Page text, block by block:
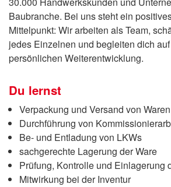
Baubranche. Bei uns steht ein
Mittelpunkt: Wir arbeiten als Team,
jedes Einzelnen und begleiten dich
persönlichen Weiterentwicklung.
Du lernst
Verpackung und Versand von Waren
Durchführung von
Be- und Entladung von LKWs
sachgerechte Lagerung der Ware
Prüfung, Kontrolle und Einlagerung
Mitwirkung bei der Inventur